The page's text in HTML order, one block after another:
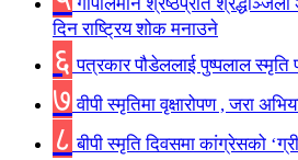
दिन राष्ट्रिय शोक मनाउने
६ पत्रकार पौडेललाई पुष्पलाल स्मृति
७ वीपी स्मृतिमा वृक्षारोपण , जरा
८ बीपी स्मृति दिवसमा कांग्रेसको